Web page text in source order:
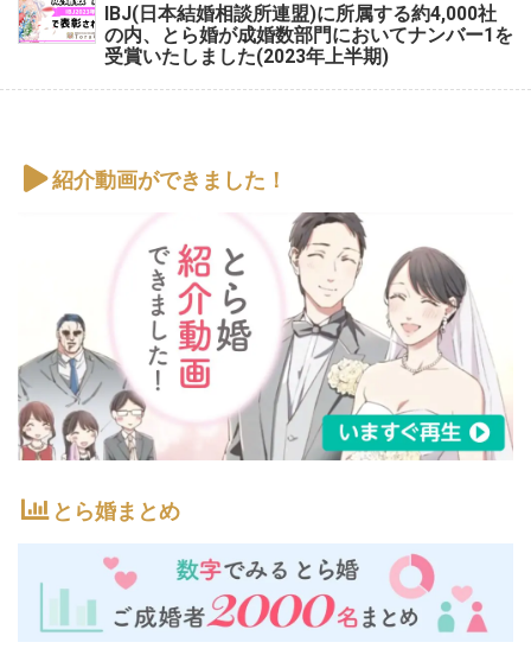
IBJ(日本結婚相談所連盟)に所属する約4,000社
の内、とら婚が成婚数部門においてナンバー1を
受賞いたしました(2023年上半期)
紹介動画ができました！
とら婚まとめ